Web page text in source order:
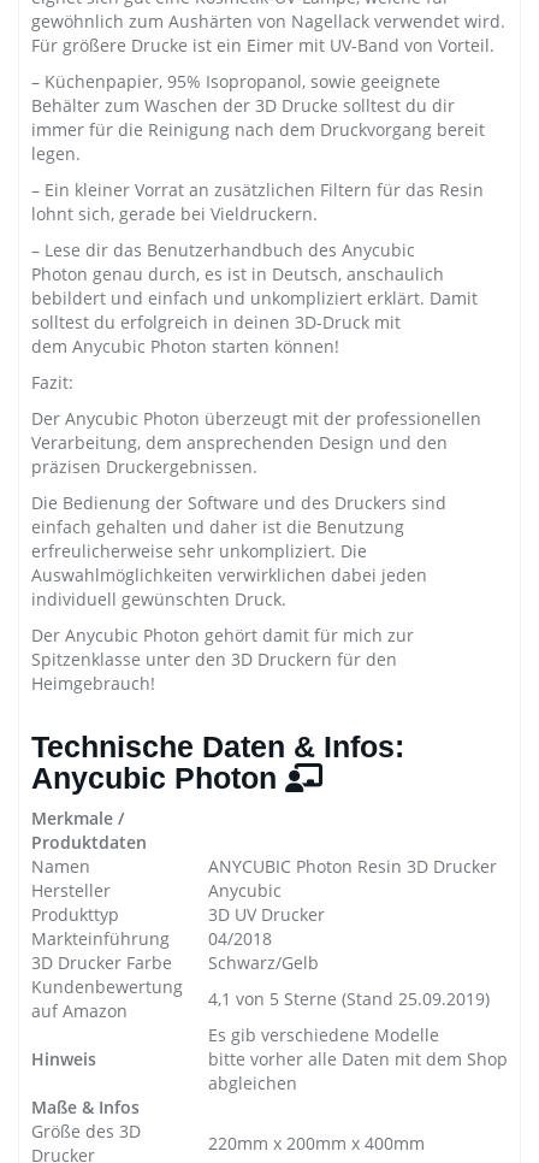
gewöhnlich zum Aushärten von Nagellack verwendet wird.
Für größere Drucke ist ein Eimer mit UV-Band von Vorteil.
– Küchenpapier, 95% Isopropanol, sowie geeignete
Behälter zum Waschen der 3D Drucke solltest du dir
immer für die Reinigung nach dem Druckvorgang bereit
legen.
– Ein kleiner Vorrat an zusätzlichen Filtern für das Resin
lohnt sich, gerade bei Vieldruckern.
– Lese dir das Benutzerhandbuch des Anycubic
Photon genau durch, es ist in Deutsch, anschaulich
bebildert und einfach und unkompliziert erklärt. Damit
solltest du erfolgreich in deinen 3D-Druck mit
dem Anycubic Photon starten können!
Fazit:
Der Anycubic Photon überzeugt mit der professionellen
Verarbeitung, dem ansprechenden Design und den
präzisen Druckergebnissen.
Die Bedienung der Software und des Druckers sind
einfach gehalten und daher ist die Benutzung
erfreulicherweise sehr unkompliziert. Die
Auswahlmöglichkeiten verwirklichen dabei jeden
individuell gewünschten Druck.
Der Anycubic Photon gehört damit für mich zur
Spitzenklasse unter den 3D Druckern für den
Heimgebrauch!
Technische Daten & Infos:
Anycubic Photon
Merkmale /
Produktdaten
Namen
ANYCUBIC Photon Resin 3D Drucker
Hersteller
Anycubic
Produkttyp
3D UV Drucker
Markteinführung
04/2018
3D Drucker Farbe
Schwarz/Gelb
Kundenbewertung
auf Amazon
4,1 von 5 Sterne (Stand 25.09.2019)
Hinweis
Es gib verschiedene Modelle
bitte vorher alle Daten mit dem Shop
abgleichen
Maße & Infos
Größe des 3D
Drucker
220mm x 200mm x 400mm